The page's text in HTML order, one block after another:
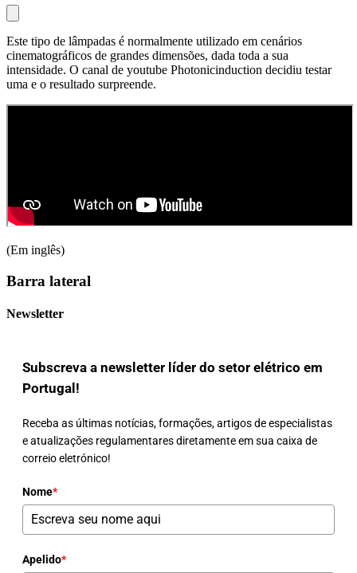
Este tipo de lâmpadas é normalmente utilizado em cenários
cinematográficos de grandes dimensões, dada toda a sua
intensidade. O canal de youtube Photonicinduction decidiu testar
uma e o resultado surpreende.
(Em inglês)
Barra lateral
Newsletter
Subscreva a newsletter líder do setor elétrico em
Portugal!
Receba as últimas notícias, formações, artigos de especialistas
e atualizações regulamentares diretamente em sua caixa de
correio eletrónico!
Nome*
Apelido*